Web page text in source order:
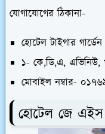
যোগাযোগের ঠিকানা-
হোটেল টাইগার
১- কে,ডি,এ, এভিনিউ,
মোবাইল নম্বার-
হোটেল জে এইস